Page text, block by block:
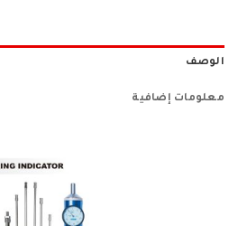
الوصف
معلومات إضافية